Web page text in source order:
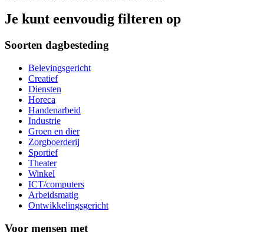
Je kunt eenvoudig filteren op
Soorten dagbesteding
Belevingsgericht
Creatief
Diensten
Horeca
Handenarbeid
Industrie
Groen en dier
Zorgboerderij
Sportief
Theater
Winkel
ICT/computers
Arbeidsmatig
Ontwikkelingsgericht
Voor mensen met